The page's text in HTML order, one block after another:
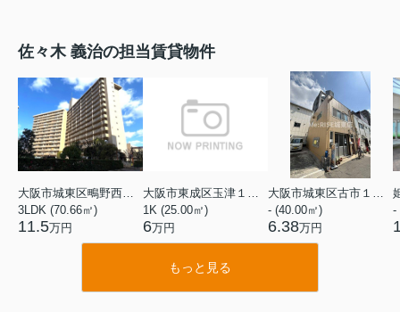
佐々木 義治の担当賃貸物件
3LDK (70.66㎡)
11.5万円
1K (25.00㎡)
6万円
- (40.00㎡)
6.38万円
-
もっと見る